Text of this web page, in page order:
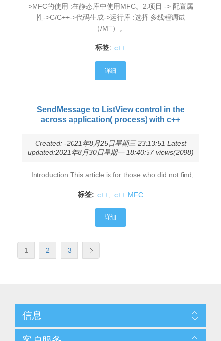
>MFC的使用 :在静态库中使用MFC。2.项目 -> 配置属
性->C/C++->代码生成->运行库 :选择 多线程调试
（/MT）。
标签: c++
详细
SendMessage to ListView control in the
across application( process) with c++
Created: -2021年8月25日星期三 23:13:51 Latest
updated:2021年8月30日星期一 18:40:57 views(2098)
Introduction This article is for those who did not find,
标签: c++ c++ MFC
详细
1 2 3
信息